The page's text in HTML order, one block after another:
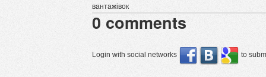
вантажівок
0 comments
Login with social networks to